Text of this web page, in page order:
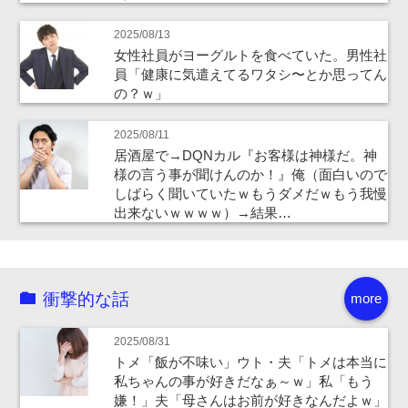
2025/08/13
女性社員がヨーグルトを食べていた。男性社
員「健康に気遣えてるワタシ〜とか思ってん
の？ｗ」
2025/08/11
居酒屋で→DQNカル『お客様は神様だ。神
様の言う事が聞けんのか！』俺（面白いので
しばらく聞いていたｗもうダメだｗもう我慢
出来ないｗｗｗｗ）→結果…
more
衝撃的な話
2025/08/31
トメ「飯が不味い」ウト・夫「トメは本当に
私ちゃんの事が好きだなぁ～ｗ」私「もう
嫌！」夫「母さんはお前が好きなんだよｗ」